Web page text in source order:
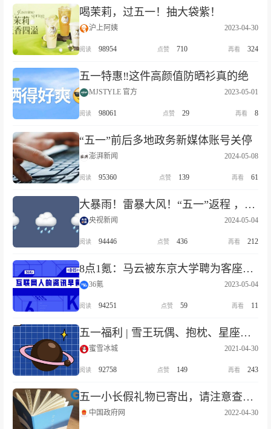
喝茉莉，过五一！抽大袋紫！
沪上阿姨 2023-04-30
98954 710 324
五一特惠‼️这件高颜值防晒衫真的绝
MJSTYLE 官方 2023-05-01
98061 29 8
“五一”前后多地政务新媒体账号关停
澎湃新闻 2024-05-08
95360 139 61
大暴雨！雷暴大风！“五一”返程 ，这些地方要当心→
央视新闻 2024-05-04
94446 436 212
8点1氪：马云被东京大学聘为客座教授；“五一”假期国内旅游收入1480.56亿元；“AI教父”杰弗里·辛顿从谷歌离职
36氪 2023-05-04
94251 59 11
五一福利 | 雪王玩偶、抱枕、星座盲盒....限时0元领！
蜜雪冰城 2021-04-30
92758 149 243
五一小长假礼物已寄出，请注意查收（附获奖名单）
中国政府网 2022-04-30